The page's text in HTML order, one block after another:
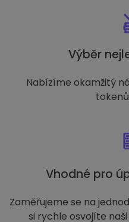
Výběr
Nabízíme okamžitý
Vhodné pro
Zaměřujeme se na
si rychle osvojíte